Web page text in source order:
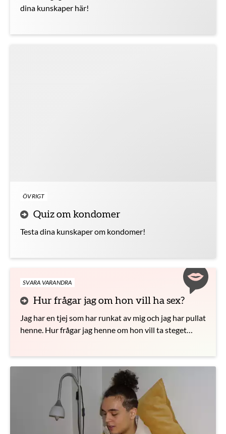
dina kunskaper här!
ÖVRIGT
Quiz om kondomer
Testa dina kunskaper om kondomer!
SVARA VARANDRA
Hur frågar jag om hon vill ha sex?
Jag har en tjej som har runkat av mig och jag har pullat
henne. Hur frågar jag henne om hon vill ta steget